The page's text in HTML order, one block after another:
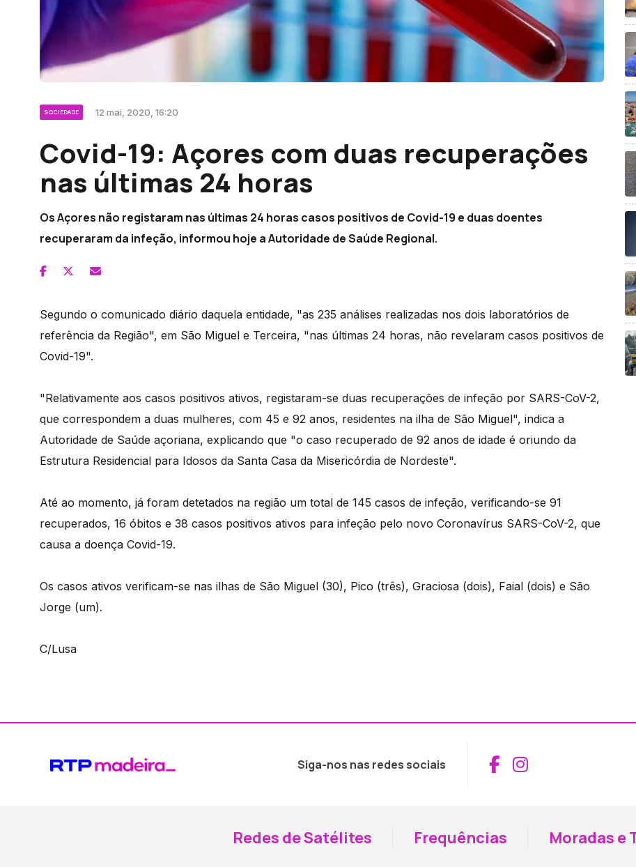
SOCIEDADE 12 mai, 2020, 16:20
Covid-19: Açores com duas recuperações
nas últimas 24 horas
Os Açores não registaram nas últimas 24 horas casos positivos de Covid-19 e duas doentes
recuperaram da infeção, informou hoje a Autoridade de Saúde Regional.
Segundo o comunicado diário daquela entidade, "as 235 análises realizadas nos dois laboratórios de
referência da Região", em São Miguel e Terceira, "nas últimas 24 horas, não revelaram casos positivos de
Covid-19".
"Relativamente aos casos positivos ativos, registaram-se duas recuperações de infeção por SARS-CoV-2,
que correspondem a duas mulheres, com 45 e 92 anos, residentes na ilha de São Miguel", indica a
Autoridade de Saúde açoriana, explicando que "o caso recuperado de 92 anos de idade é oriundo da
Estrutura Residencial para Idosos da Santa Casa da Misericórdia de Nordeste".
Até ao momento, já foram detetados na região um total de 145 casos de infeção, verificando-se 91
recuperados, 16 óbitos e 38 casos positivos ativos para infeção pelo novo Coronavírus SARS-CoV-2, que
causa a doença Covid-19.
Os casos ativos verificam-se nas ilhas de São Miguel (30), Pico (três), Graciosa (dois), Faial (dois) e São
Jorge (um).
C/Lusa
Siga-nos nas redes sociais Aceder ao
Aceder ao
Redes de Satélites Frequências Moradas e